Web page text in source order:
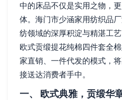
中的床品不仅是实用之物，
体。海门市少涵家用纺织品
纺领域的深厚积淀与精湛工
欧式贡缎提花纯棉四件套全
家直销、一件代发的模式，
接送达消费者手中。
一、 欧式典雅，贡缎华